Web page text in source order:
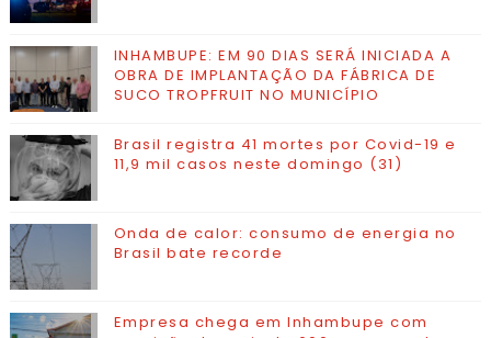
INHAMBUPE: EM 90 DIAS SERÁ INICIADA A
OBRA DE IMPLANTAÇÃO DA FÁBRICA DE
SUCO TROPFRUIT NO MUNICÍPIO
Brasil registra 41 mortes por Covid-19 e
11,9 mil casos neste domingo (31)
Onda de calor: consumo de energia no
Brasil bate recorde
Empresa chega em Inhambupe com